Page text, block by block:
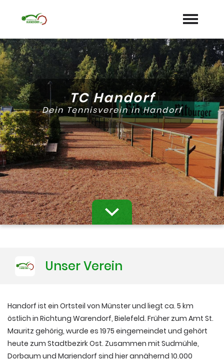
Startseite
Aktuelles
Termine
Unser Verein expand_more
Mannschaften
Jugend expand_more
Sponsoren
Galerie
Platzbuchung
TC Handorf
Dein Tennisverein in Handorf
Unser Verein
Handorf ist ein Ortsteil von Münster und liegt ca. 5 km
östlich in Richtung Warendorf, Bielefeld. Früher zum Amt St.
Mauritz gehörig, wurde es 1975 eingemeindet und gehört
heute zum Stadtbezirk Ost. Zusammen mit Sudmühle,
Dorbaum und Mariendorf sind hier annähernd 10.000